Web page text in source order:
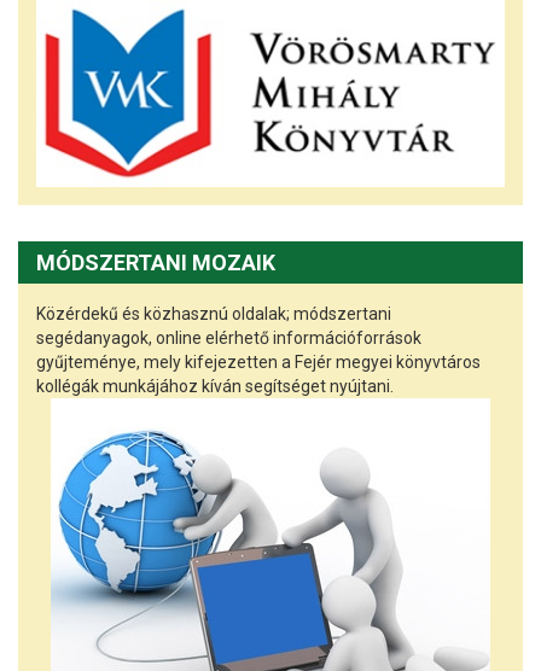
MÓDSZERTANI MOZAIK
Közérdekű és közhasznú oldalak; módszertani
segédanyagok, online elérhető információforrások
gyűjteménye, mely kifejezetten a Fejér megyei könyvtáros
kollégák munkájához kíván segítséget nyújtani.